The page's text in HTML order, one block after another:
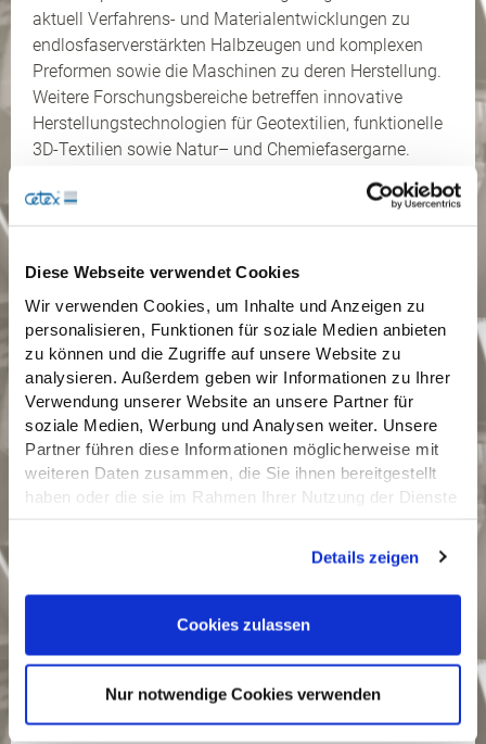
Diese Webseite verwendet Cookies
Wir verwenden Cookies, um Inhalte und Anzeigen zu
personalisieren, Funktionen für soziale Medien anbieten
zu können und die Zugriffe auf unsere Website zu
analysieren. Außerdem geben wir Informationen zu Ihrer
Verwendung unserer Website an unsere Partner für
soziale Medien, Werbung und Analysen weiter. Unsere
Partner führen diese Informationen möglicherweise mit
weiteren Daten zusammen, die Sie ihnen bereitgestellt
haben oder die sie im Rahmen Ihrer Nutzung der Dienste
Details zeigen
Cookies zulassen
Nur notwendige Cookies verwenden
aktuell Verfahrens- und Materialentwicklungen zu
endlosfaserverstärkten Halbzeugen und komplexen
Preformen sowie die Maschinen zu deren Herstellung.
Weitere Forschungsbereiche betreffen innovative
Herstellungstechnologien für Geotextilien, funktionelle
3D-Textilien sowie Natur– und Chemiefasergarne.
Leistungen
Komplettpaket nach Kundenwunsch